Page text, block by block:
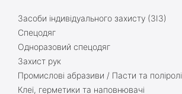
Засоби індивідуального захисту (ЗІЗ)
Спецодяг
Одноразовий спецодяг
Захист рук
Промислові абразиви / Пасти та поліролі
Клеї, герметики та наповнювачі